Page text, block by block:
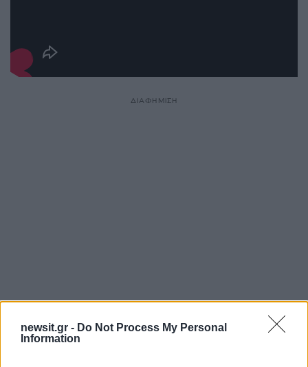
newsit.gr - Do Not Process My Personal
Information
ΔΙΑΦΗΜΙΣΗ